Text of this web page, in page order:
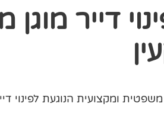
דייר מוגן
ומקצועית הנוגעת לפינוי